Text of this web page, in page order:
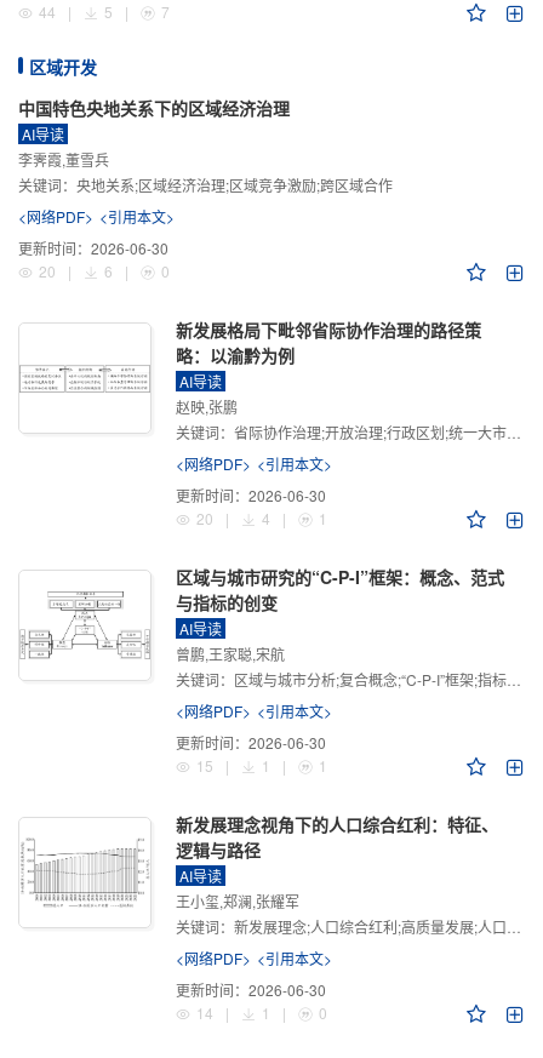
44
| 5 | 7
区域开发
中国特色央地关系下的区域经济治理
AI导读
李霁霞,董雪兵
关键词： 央地关系;区域经济治理;区域竞争激励;跨区域合作
<网络PDF> <引用本文>
更新时间： 2026-06-30
20
| 6 | 0
新发展格局下毗邻省际协作治理的路径策
略：以渝黔为例
AI导读
赵映,张鹏
关键词： 省际协作治理;开放治理;行政区划;统一大市场;新发展格局
<网络PDF> <引用本文>
更新时间： 2026-06-30
20
| 4 | 1
区域与城市研究的“C-P-I”框架：概念、范式
与指标的创变
AI导读
曾鹏,王家聪,宋航
关键词： 区域与城市分析;复合概念;“C-P-I”框架;指标体系
<网络PDF> <引用本文>
更新时间： 2026-06-30
15
| 1 | 1
新发展理念视角下的人口综合红利：特征、
逻辑与路径
AI导读
王小玺,郑澜,张耀军
关键词： 新发展理念;人口综合红利;高质量发展;人口政策;中国式现代化
<网络PDF> <引用本文>
更新时间： 2026-06-30
14
| 1 | 0